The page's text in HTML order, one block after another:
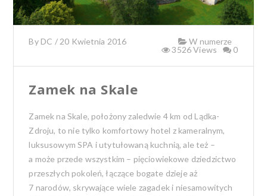
By DC / 20 Kwietnia 2016
W numerze
3526 Views
0
Zamek na Skale
Zamek na Skale, położony zaledwie 4 km od Lądka-
Zdroju, to nie tylko komfortowy hotel z kameralnym,
luksusowym SPA i utytułowaną kuchnią, ale też –
a może przede wszystkim – pięciowiekowe dziedzictwo
przeszłych pokoleń, łączące bogate dzieje aż
7 narodów, skrywające wiele zagadek i niesamowitych